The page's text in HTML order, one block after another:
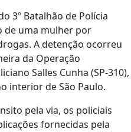
3º Batalhão de Polícia
de uma mulher por
A detenção ocorreu
da Operação
Salles Cunha (SP-310),
interior de São Paulo.
pela via, os policiais
fornecidas pela